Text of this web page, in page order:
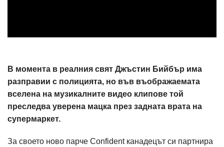
В момента в реалния свят Джъстин Бийбър има
разправии с полицията, но във въображаемата
вселена на музикалните видео клипове той
преследва уверена мацка през задната врата на
супермаркет.
За своето ново парче Confident канадецът си партнира